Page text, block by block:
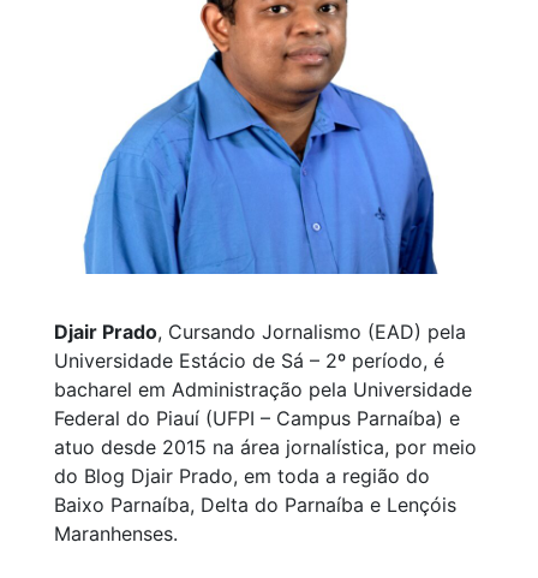
Djair Prado, Cursando Jornalismo (EAD) pela
Universidade Estácio de Sá – 2º período, é
bacharel em Administração pela Universidade
Federal do Piauí (UFPI – Campus Parnaíba) e
atuo desde 2015 na área jornalística, por meio
do Blog Djair Prado, em toda a região do
Baixo Parnaíba, Delta do Parnaíba e Lençóis
Maranhenses.